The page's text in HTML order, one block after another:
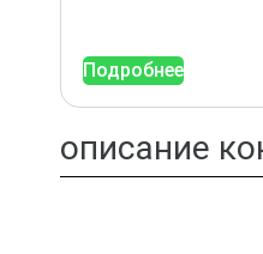
Подробнее
описание